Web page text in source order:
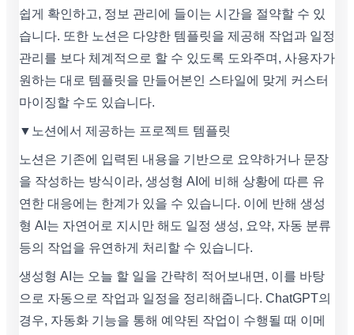
쉽게 확인하고, 정보 관리에 들이는 시간을 절약할 수 있
습니다. 또한 노션은 다양한 템플릿을 제공해 작업과 일정
관리를 보다 체계적으로 할 수 있도록 도와주며, 사용자가
원하는 대로 템플릿을 만들어본인 스타일에 맞게 커스터
마이징할 수도 있습니다.
▼노션에서 제공하는 프로젝트 템플릿
노션은 기존에 입력된 내용을 기반으로 요약하거나 문장
을 작성하는 방식이라, 생성형 AI에 비해 상황에 따른 유
연한 대응에는 한계가 있을 수 있습니다. 이에 반해 생성
형 AI는 자연어로 지시만 해도 일정 생성, 요약, 자동 분류
등의 작업을 유연하게 처리할 수 있습니다.
생성형 AI는 오늘 할 일을 간략히 적어보내면, 이를 바탕
으로 자동으로 작업과 일정을 정리해줍니다. ChatGPT의
경우, 자동화 기능을 통해 예약된 작업이 수행될 때 이메